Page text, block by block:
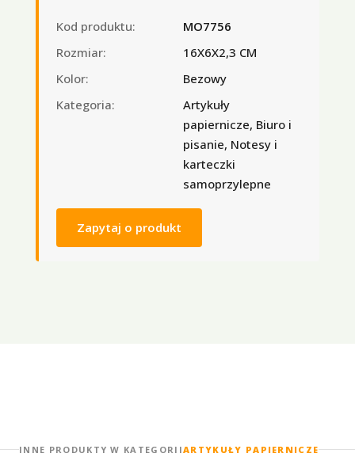
Kod produktu:
MO7756
Rozmiar:
16X6X2,3 CM
Kolor:
Bezowy
Kategoria:
Artykuły
papiernicze, Biuro i
pisanie, Notesy i
karteczki
samoprzylepne
Zapytaj o produkt
INNE PRODUKTY W KATEGORIIARTYKUŁY PAPIERNICZE